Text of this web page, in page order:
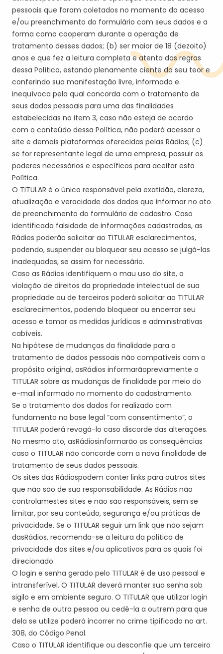
pessoais que foram coletados no momento do acesso
e/ou preenchimento do formulário com seus dados e a
forma como cooperam durante a operação de
tratamento desses dados; (b) ser maior de 18 (dezoito)
anos e que fez a leitura completa e atenta das regras
dessa Política, estando plenamente ciente do seu teor e
conferindo sua manifestação livre, informada e
inequívoca pela qual concorda com o tratamento de
seus dados pessoais para uma das finalidades
estabelecidas no item 3, caso não esteja de acordo
com o conteúdo dessa Política, não poderá acessar o
site e demais plataformas oferecidas pelas Rádios; (c)
se for representante legal de uma empresa, possuir os
poderes necessários e específicos para aceitar esta
Política.
O TITULAR é o único responsável pela exatidão, clareza,
atualização e veracidade dos dados que informar no ato
de preenchimento do formulário de cadastro. Caso
identificada falsidade de informações cadastradas, as
Rádios poderão solicitar ao TITULAR esclarecimentos,
podendo, suspender ou bloquear seu acesso se julgá-las
inadequadas, se assim for necessário.
Caso as Rádios identifiquem o mau uso do site, a
violação de direitos da propriedade intelectual de sua
propriedade ou de terceiros poderá solicitar ao TITULAR
esclarecimentos, podendo bloquear ou encerrar seu
acesso e tomar as medidas jurídicas e administrativas
cabíveis.
Na hipótese de mudanças da finalidade para o
tratamento de dados pessoais não compatíveis com o
propósito original, asRádios informarãopreviamente o
TITULAR sobre as mudanças de finalidade por meio do
e-mail informado no momento do cadastramento.
Se o tratamento dos dados for realizado com
fundamento na base legal “com consentimento”, o
TITULAR poderá revogá-lo caso discorde das alterações.
No mesmo ato, asRádiosinformarão as consequências
caso o TITULAR não concorde com a nova finalidade de
tratamento de seus dados pessoais.
Os sites das Rádiospodem conter links para outros sites
que não são de sua responsabilidade. As Rádios não
controlamestes sites e não são responsáveis, sem se
limitar, por seu conteúdo, segurança e/ou práticas de
privacidade. Se o TITULAR seguir um link que não sejam
dasRádios, recomenda-se a leitura da política de
privacidade dos sites e/ou aplicativos para os quais foi
direcionado.
O login e senha gerado pelo TITULAR é de uso pessoal e
intransferível. O TITULAR deverá manter sua senha sob
sigilo e em ambiente seguro. O TITULAR que utilizar login
e senha de outra pessoa ou cedê-la a outrem para que
dela se utilize poderá incorrer no crime tipificado no art.
308, do Código Penal.
Caso o TITULAR identifique ou desconfie que um terceiro